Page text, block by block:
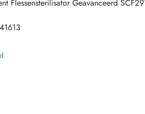
Flessensterilisator Geavanceerd